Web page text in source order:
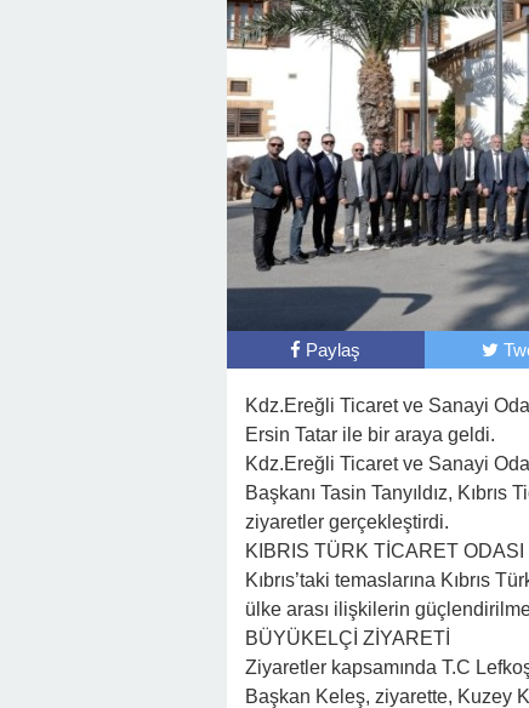
Paylaş
Kdz.Ereğli Ticaret ve Sanayi
Ersin Tatar ile bir araya geldi.
Kdz.Ereğli Ticaret ve Sanayi
Başkanı Tasin Tanyıldız, Kıbrıs
ziyaretler gerçekleştirdi.
KIBRIS TÜRK TİCARET ODASI
Kıbrıs’taki temaslarına Kıbrıs
ülke arası ilişkilerin
BÜYÜKELÇİ ZİYARETİ
Ziyaretler kapsamında T.C
Başkan Keleş, ziyarette, Kuzey
Başkan Posbıyık’tan